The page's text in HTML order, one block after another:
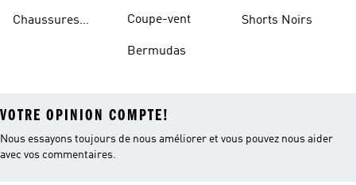
Chaussures
Coupe-vent
Bermudas
Shorts Noirs
VOTRE OPINION COMPTE!
Nous essayons toujours de nous améliorer et vous pouvez nous aider
avec vos commentaires.